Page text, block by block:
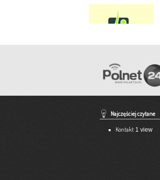
Najczęściej czytane
Kontakt 1 view